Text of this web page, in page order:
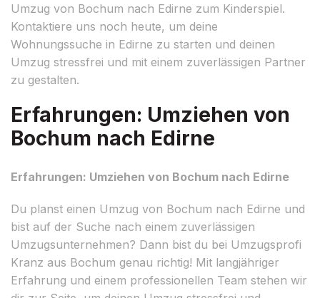
Umzug von Bochum nach Edirne zum Kinderspiel.
Kontaktiere uns noch heute, um deine
Wohnungssuche in Edirne zu starten und deinen
Umzug stressfrei und mit einem zuverlässigen Partner
zu gestalten.
Erfahrungen: Umziehen von
Bochum nach Edirne
Erfahrungen: Umziehen von Bochum nach Edirne
Du planst einen Umzug von Bochum nach Edirne und
bist auf der Suche nach einem zuverlässigen
Umzugsunternehmen? Dann bist du bei Umzugsprofi
Kranz aus Bochum genau richtig! Mit langjähriger
Erfahrung und einem professionellen Team stehen wir